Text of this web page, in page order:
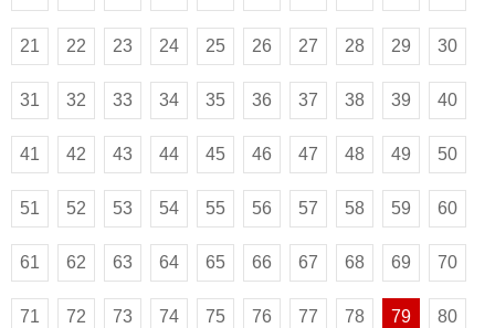
21 22 23 24 25 26 27 28 29 30
31 32 33 34 35 36 37 38 39 40
41 42 43 44 45 46 47 48 49 50
51 52 53 54 55 56 57 58 59 60
61 62 63 64 65 66 67 68 69 70
71 72 73 74 75 76 77 78 79 80